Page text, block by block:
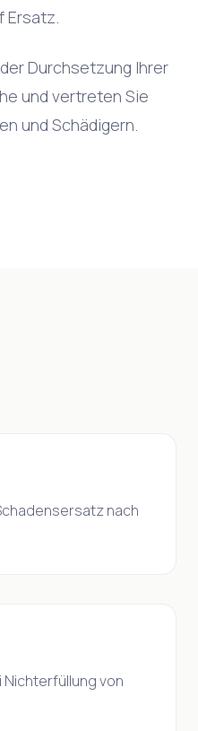
Ersatz.
Durchsetzung Ihrer
und vertreten Sie
und Schädigern.
nach
von